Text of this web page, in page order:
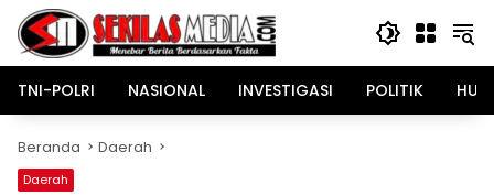
Langsung
konten
TNI-POLRI
NASIONAL INVESTIGASI POLITIK
Beranda Daerah
Daerah